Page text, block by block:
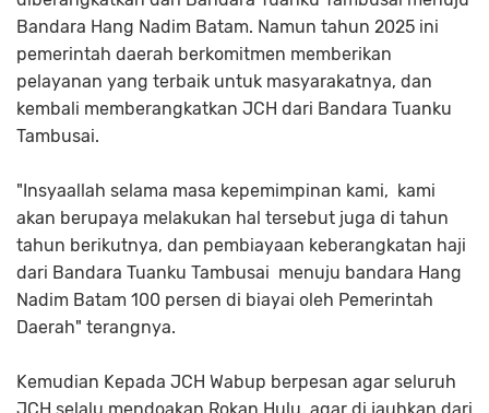
Bandara Hang Nadim Batam. Namun tahun 2025 ini
pemerintah daerah berkomitmen memberikan
pelayanan yang terbaik untuk masyarakatnya, dan
kembali memberangkatkan JCH dari Bandara Tuanku
Tambusai.
"Insyaallah selama masa kepemimpinan kami, kami
akan berupaya melakukan hal tersebut juga di tahun
tahun berikutnya, dan pembiayaan keberangkatan haji
dari Bandara Tuanku Tambusai menuju bandara Hang
Nadim Batam 100 persen di biayai oleh Pemerintah
Daerah" terangnya.
Kemudian Kepada JCH Wabup berpesan agar seluruh
JCH selalu mendoakan Rokan Hulu, agar di jauhkan dari